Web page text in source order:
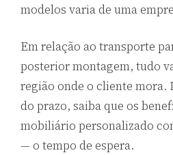
modelos varia de uma
Em relação ao transporte
posterior montagem, tudo
região onde o cliente mora.
do prazo, saiba que os
mobiliário personalizado
— o tempo de espera.